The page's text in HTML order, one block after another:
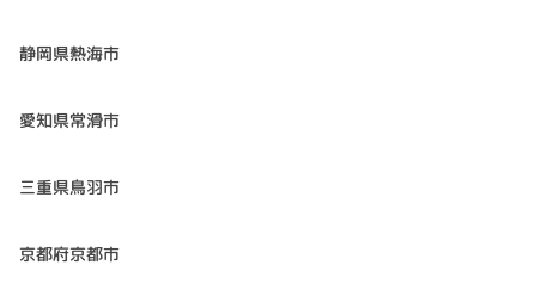
静岡県熱海市
愛知県常滑市
三重県鳥羽市
京都府京都市